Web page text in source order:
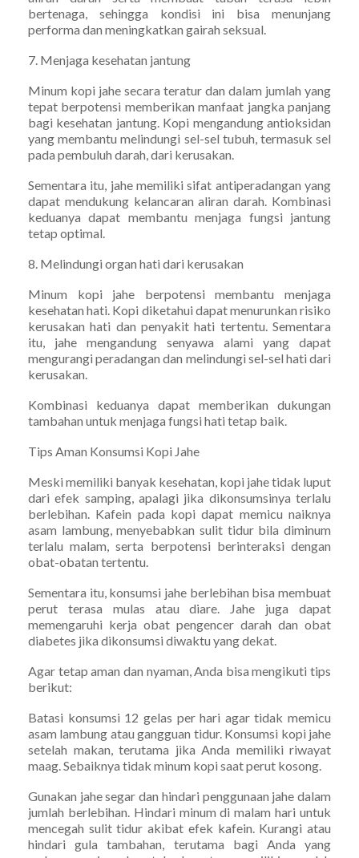
bertenaga, sehingga kondisi ini bisa menunjang
performa dan meningkatkan gairah seksual.
7. Menjaga kesehatan jantung
Minum kopi jahe secara teratur dan dalam jumlah yang
tepat berpotensi memberikan manfaat jangka panjang
bagi kesehatan jantung. Kopi mengandung antioksidan
yang membantu melindungi sel-sel tubuh, termasuk sel
pada pembuluh darah, dari kerusakan.
Sementara itu, jahe memiliki sifat antiperadangan yang
dapat mendukung kelancaran aliran darah. Kombinasi
keduanya dapat membantu menjaga fungsi jantung
tetap optimal.
8. Melindungi organ hati dari kerusakan
Minum kopi jahe berpotensi membantu menjaga
kesehatan hati. Kopi diketahui dapat menurunkan risiko
kerusakan hati dan penyakit hati tertentu. Sementara
itu, jahe mengandung senyawa alami yang dapat
mengurangi peradangan dan melindungi sel-sel hati dari
kerusakan.
Kombinasi keduanya dapat memberikan dukungan
tambahan untuk menjaga fungsi hati tetap baik.
Tips Aman Konsumsi Kopi Jahe
Meski memiliki banyak kesehatan, kopi jahe tidak luput
dari efek samping, apalagi jika dikonsumsinya terlalu
berlebihan. Kafein pada kopi dapat memicu naiknya
asam lambung, menyebabkan sulit tidur bila diminum
terlalu malam, serta berpotensi berinteraksi dengan
obat-obatan tertentu.
Sementara itu, konsumsi jahe berlebihan bisa membuat
perut terasa mulas atau diare. Jahe juga dapat
memengaruhi kerja obat pengencer darah dan obat
diabetes jika dikonsumsi diwaktu yang dekat.
Agar tetap aman dan nyaman, Anda bisa mengikuti tips
berikut:
Batasi konsumsi 12 gelas per hari agar tidak memicu
asam lambung atau gangguan tidur. Konsumsi kopi jahe
setelah makan, terutama jika Anda memiliki riwayat
maag. Sebaiknya tidak minum kopi saat perut kosong.
Gunakan jahe segar dan hindari penggunaan jahe dalam
jumlah berlebihan. Hindari minum di malam hari untuk
mencegah sulit tidur akibat efek kafein. Kurangi atau
hindari gula tambahan, terutama bagi Anda yang